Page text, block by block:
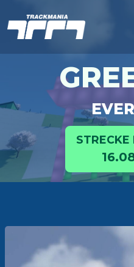
STRECKE